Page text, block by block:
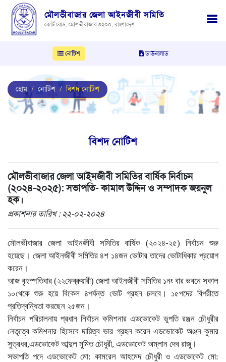
মৌলভীবাজার জেলা আইনজীবী সমিতি
কোর্ট রোড, মৌলভীবাজার ৩২০০, বাংলাদেশ
নোটিশ ডাউনলোড
হোম নোটিশ বিশদ নোটিশ
বিস্তারিত
বিশদ নোটিশ
মৌলভীবাজার জেলা আইনজীবী সমিতির বার্ষিক নির্বাচন
(২০২৪-২০২৫): সভাপতি- কামাল উদ্দিন ও সম্পাদক জয়নুল
হক।
প্রকাশনার তারিখ : ২২-০২-২০২৪
মৌলভীবাজার জেলা আইনজীবী সমিতির বার্ষিক (২০২৪-২৫) নির্বাচন শুরু
হয়েছে। জেলা আইনজীবী সমিতির ৪শ ১৪জন ভোটার তাদের ভোটাধিকার প্রয়োগ
করেন।
আজ বৃহস্পতিবার (২২ফেব্রুয়ারী) জেলা আইনজীবী সমিতির ১নং বার ভবনে সকাল
১০থেকে শুরু হয়ে বিকেল ৪পর্যন্ত ভোট গ্রহন চলবে। ১৫পদের বিপরীতে
প্রতিদ্বন্ধিতা করছেন ২৫জন।
নির্বাচন পরিচালনায় প্রধান নির্বাচন কমিশনার এডভোকেট ভুপতি রঞ্জন চৌধুরীর
নেতৃত্বে কমিশনার হিসেবে দায়িত্ব ভার গ্রহন করেন এডভোকেট অঞ্জন কুমার
সুত্রধর,এডভোকেট আব্দুল মুমিত চৌধুরী, এডভোকেট অম্লান দেব রাজু।
সভাপতি পদে এডভোকেট মো: কামরেল আহমেদ চৌধুরী ও এডভোকেট মো: